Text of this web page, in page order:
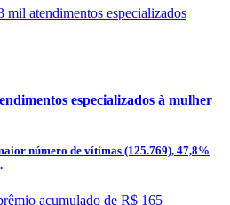
especializados à mulher
número de vítimas (125.769), 47,8%